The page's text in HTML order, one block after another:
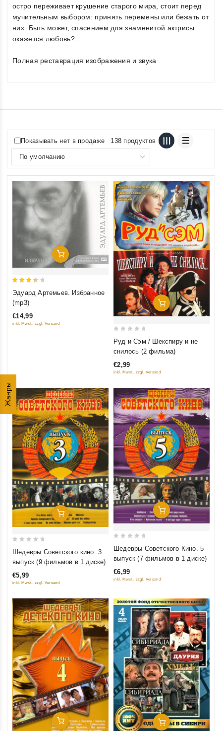
Жанры
остро переживает крушение старого мира, стоит перед
мучительным выбором: принять перемены или бежать от
них. Быть может, спасением для знаменитой актрисы
окажется любовь?..
Полная реставрация изображения и звука
Показывать нет в продаже 138 продуктов
Добавить В Корзину
out of
Эдуард Артемьев. Избранное
(mp3)
€14,99
inkl. Mwst., zzgl. Versand
Добавить В Корзину
out
5
Руд и Сэм / Шекспиру и не
снилось (2 фильма)
€2,99
inkl. Mwst., zzgl. Versand
Добавить В Корзину
out
5
Шедевры Советского кино. 3
выпуск (9 фильмов в 1 диске)
€5,99
inkl. Mwst., zzgl. Versand
Добавить В Корзину
out
5
Шедевры Советского Кино. 5
выпуск (7 фильмов в 1 диске)
€6,99
inkl. Mwst., zzgl. Versand
Добавить В Корзину Добавить В Корзину